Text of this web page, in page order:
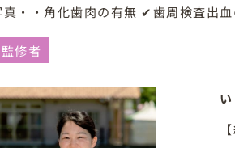
・・角化歯肉の有無 ✔歯周検査出
修者